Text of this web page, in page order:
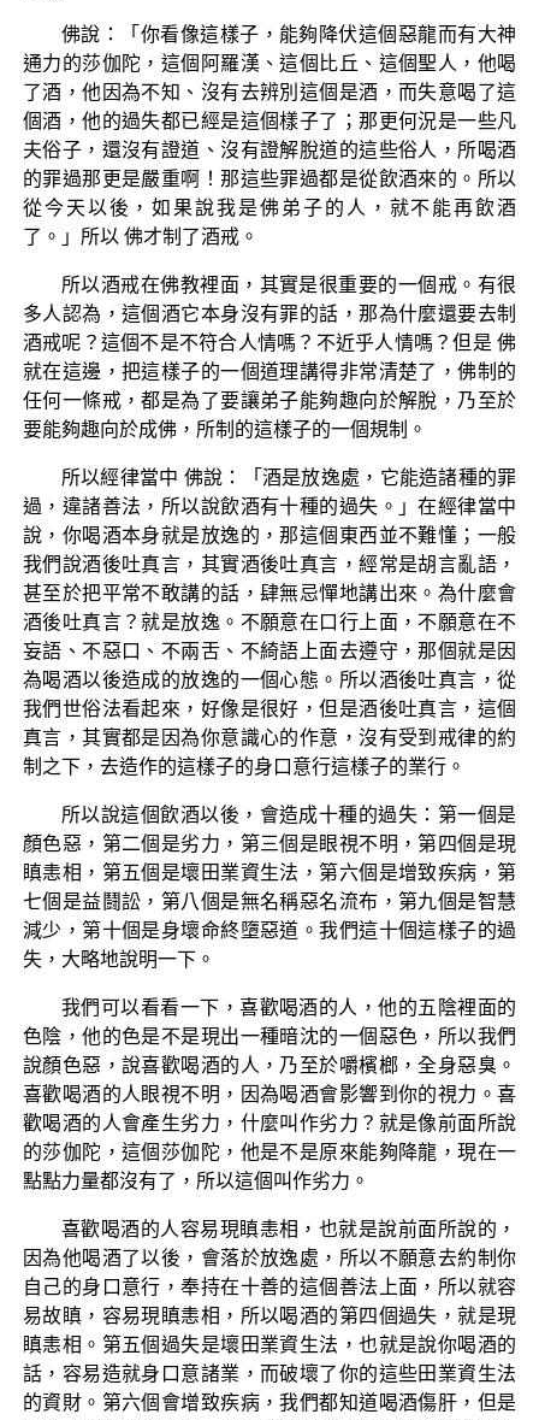
佛說：「你看像這樣子，能夠降伏這個惡龍而有大神
通力的莎伽陀，這個阿羅漢、這個比丘、這個聖人，他喝
了酒，他因為不知、沒有去辨別這個是酒，而失意喝了這
個酒，他的過失都已經是這個樣子了；那更何況是一些凡
夫俗子，還沒有證道、沒有證解脫道的這些俗人，所喝酒
的罪過那更是嚴重啊！那這些罪過都是從飲酒來的。所以
從今天以後，如果說我是佛弟子的人，就不能再飲酒
了。」所以 佛才制了酒戒。
所以酒戒在佛教裡面，其實是很重要的一個戒。有很
多人認為，這個酒它本身沒有罪的話，那為什麼還要去制
酒戒呢？這個不是不符合人情嗎？不近乎人情嗎？但是 佛
就在這邊，把這樣子的一個道理講得非常清楚了，佛制的
任何一條戒，都是為了要讓弟子能夠趣向於解脫，乃至於
要能夠趣向於成佛，所制的這樣子的一個規制。
所以經律當中 佛說：「酒是放逸處，它能造諸種的罪
過，違諸善法，所以說飲酒有十種的過失。」在經律當中
說，你喝酒本身就是放逸的，那這個東西並不難懂；一般
我們說酒後吐真言，其實酒後吐真言，經常是胡言亂語，
甚至於把平常不敢講的話，肆無忌憚地講出來。為什麼會
酒後吐真言？就是放逸。不願意在口行上面，不願意在不
妄語、不惡口、不兩舌、不綺語上面去遵守，那個就是因
為喝酒以後造成的放逸的一個心態。所以酒後吐真言，從
我們世俗法看起來，好像是很好，但是酒後吐真言，這個
真言，其實都是因為你意識心的作意，沒有受到戒律的約
制之下，去造作的這樣子的身口意行這樣子的業行。
所以說這個飲酒以後，會造成十種的過失：第一個是
顏色惡，第二個是劣力，第三個是眼視不明，第四個是現
瞋恚相，第五個是壞田業資生法，第六個是增致疾病，第
七個是益鬪訟，第八個是無名稱惡名流布，第九個是智慧
減少，第十個是身壞命終墮惡道。我們這十個這樣子的過
失，大略地說明一下。
我們可以看看一下，喜歡喝酒的人，他的五陰裡面的
色陰，他的色是不是現出一種暗沈的一個惡色，所以我們
說顏色惡，說喜歡喝酒的人，乃至於嚼檳榔，全身惡臭。
喜歡喝酒的人眼視不明，因為喝酒會影響到你的視力。喜
歡喝酒的人會產生劣力，什麼叫作劣力？就是像前面所說
的莎伽陀，這個莎伽陀，他是不是原來能夠降龍，現在一
點點力量都沒有了，所以這個叫作劣力。
喜歡喝酒的人容易現瞋恚相，也就是說前面所說的，
因為他喝酒了以後，會落於放逸處，所以不願意去約制你
自己的身口意行，奉持在十善的這個善法上面，所以就容
易故瞋，容易現瞋恚相，所以喝酒的第四個過失，就是現
瞋恚相。第五個過失是壞田業資生法，也就是說你喝酒的
話，容易造就身口意諸業，而破壞了你的這些田業資生法
的資財。第六個會增致疾病，我們都知道喝酒傷肝，但是